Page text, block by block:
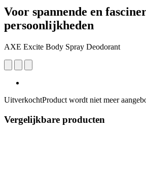
Voor spannende en
persoonlijkheden
AXE Excite Body Spray Deodorant
UitverkochtProduct wordt niet meer
Vergelijkbare producten